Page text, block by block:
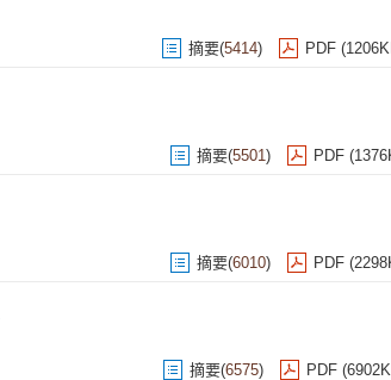
摘要(5414) PDF
摘要(5501) PDF
摘要(6010) PDF
摘要(6575) PDF